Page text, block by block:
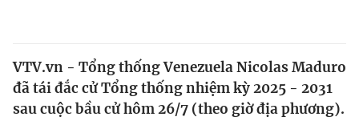
Thế giới
Tin tức
Kinh tế
VTV.vn - Tổng thống Venezuela Nicolas Maduro
đã tái đắc cử Tổng thống nhiệm kỳ 2025 - 2031
sau cuộc bầu cử hôm 26/7 (theo giờ địa phương).